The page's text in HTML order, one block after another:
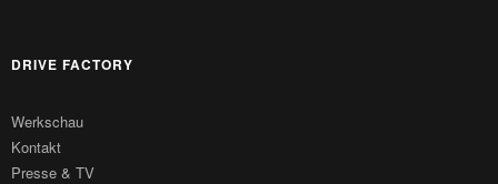
DRIVE FACTORY
Werkschau
Kontakt
Presse & TV